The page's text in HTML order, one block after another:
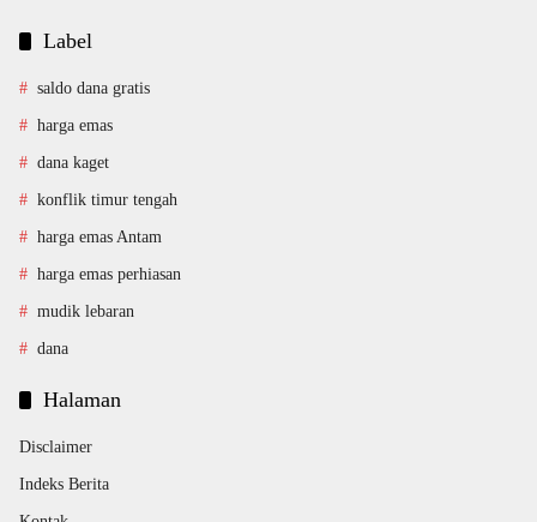
Label
saldo dana gratis
harga emas
dana kaget
konflik timur tengah
harga emas Antam
harga emas perhiasan
mudik lebaran
dana
Halaman
Disclaimer
Indeks Berita